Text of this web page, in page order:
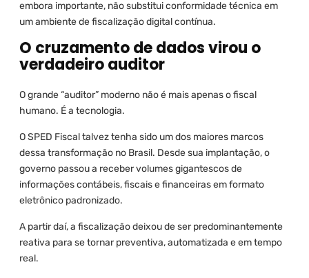
embora importante, não substitui conformidade técnica em
um ambiente de fiscalização digital contínua.
O cruzamento de dados virou o
verdadeiro auditor
O grande “auditor” moderno não é mais apenas o fiscal
humano. É a tecnologia.
O SPED Fiscal talvez tenha sido um dos maiores marcos
dessa transformação no Brasil. Desde sua implantação, o
governo passou a receber volumes gigantescos de
informações contábeis, fiscais e financeiras em formato
eletrônico padronizado.
A partir daí, a fiscalização deixou de ser predominantemente
reativa para se tornar preventiva, automatizada e em tempo
real.